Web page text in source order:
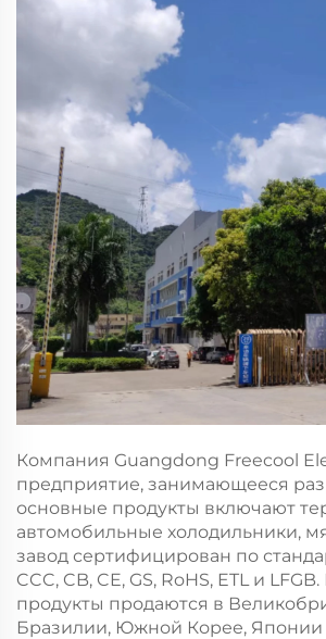
Компания Guangdong Freecool
предприятие, занимающееся
основные продукты включают
автомобильные холодильники,
завод сертифицирован по
CCC, CB, CE, GS, RoHS, ETL и
продукты продаются в
Бразилии, Южной Корее, Японии